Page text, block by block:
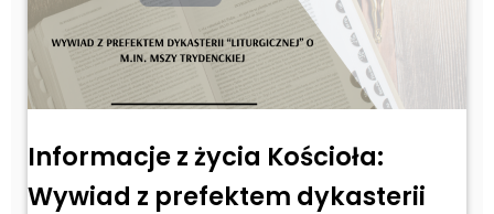
Informacje z życia Kościoła:
Wywiad z prefektem dykasterii